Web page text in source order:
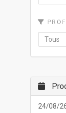
24/08/